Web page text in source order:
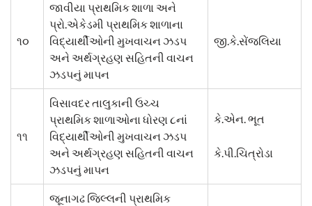
૧૦
જાવીયા પ્રાથમિક શાળા અને
પ્રો.એકેડમી પ્રાથમિક શાળાના
વિદ્યાર્થીઓની મુખવાચન ઝડપ
અને અર્થગ્રહણ સહિતની વાચન
ઝડપનું માપન
જી.કે.સેંજલિયા
૧૧
વિસાવદર તાલુકાની ઉચ્ચ
પ્રાથમિક શાળાઓના ધોરણ ૮નાં
વિદ્યાર્થીઓની મુખવાચન ઝડપ
અને અર્થગ્રહણ સહિતની વાચન
ઝડપનું માપન
કે.એન. ભૂત
કે.પી.ચિત્રોડા
જૂનાગઢ જિલ્લની પ્રાથમિક